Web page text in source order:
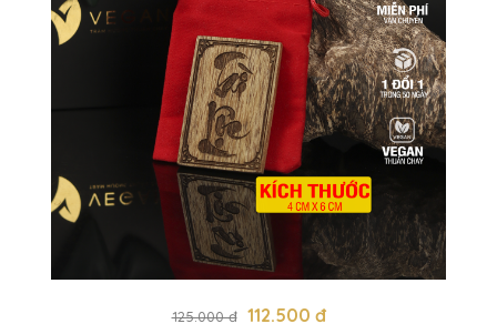
125.000 đ 112.500 đ